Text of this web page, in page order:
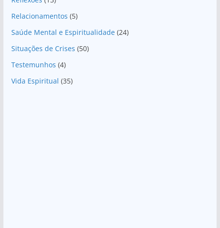
Relacionamentos (5)
Saúde Mental e Espiritualidade(24)
Situações de Crises (50)
Testemunhos (4)
Vida Espiritual (35)